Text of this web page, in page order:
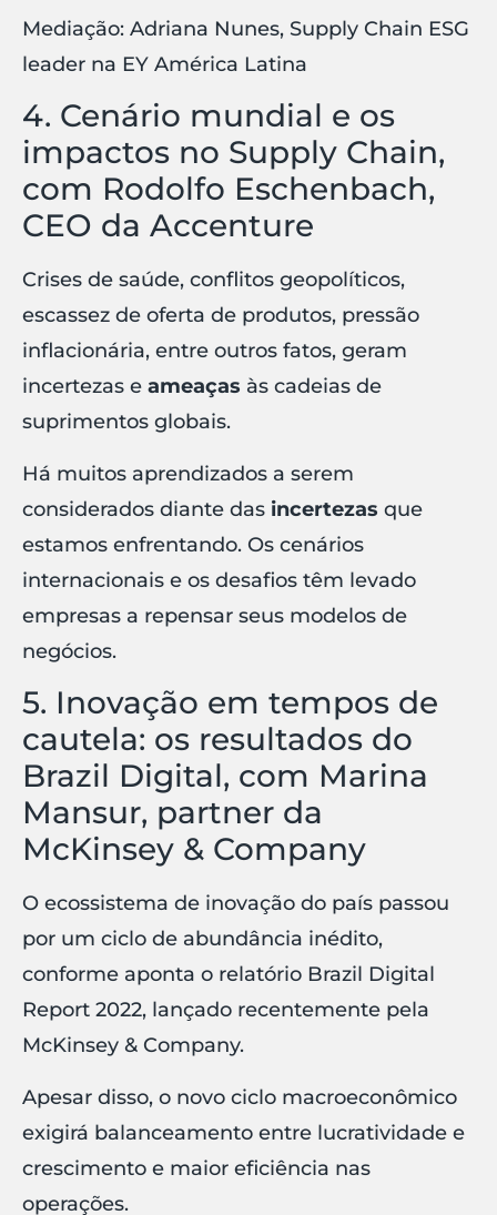
Mediação: Adriana Nunes, Supply Chain ESG
leader na EY América Latina
4. Cenário mundial e os
impactos no Supply Chain,
com Rodolfo Eschenbach,
CEO da Accenture
Crises de saúde, conflitos geopolíticos,
escassez de oferta de produtos, pressão
inflacionária, entre outros fatos, geram
incertezas e ameaças às cadeias de
suprimentos globais.
Há muitos aprendizados a serem
considerados diante das incertezas que
estamos enfrentando. Os cenários
internacionais e os desafios têm levado
empresas a repensar seus modelos de
negócios.
5. Inovação em tempos de
cautela: os resultados do
Brazil Digital, com Marina
Mansur, partner da
McKinsey & Company
O ecossistema de inovação do país passou
por um ciclo de abundância inédito,
conforme aponta o relatório Brazil Digital
Report 2022, lançado recentemente pela
McKinsey & Company.
Apesar disso, o novo ciclo macroeconômico
exigirá balanceamento entre lucratividade e
crescimento e maior eficiência nas
operações.